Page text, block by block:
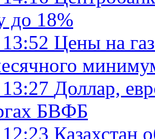
до 18%
Цены на
Доллар,
БВФБ
Казахстан